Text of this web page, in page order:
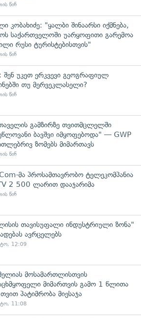
წინ
კობახიძე: "ყალბი შინაარსი იქმნება,
საქართველოში უარყოფითი გარემოა
რუსი ტურისტებისთვის"
წინ
შენ უკეთ ერკვევი გეოგრაფიულ
თუ მერვეკლასელი?
წინ
გამზირზე თვითმცლელში
ბავშვი იმყოფებოდა" — GWP
ზომებს მიმართავს
წინ
მა პროსამთავრობო ტელეკომპანია
2 500 ლარით დააჯარიმა
წინ
თავისუფალი ინდუსტრიული ზონა"
ავრცელებს
12:09
მოსამართლისთვის
მიმართვის გამო 1 წლითა
პატიმრობა მიესაჯა
11:08